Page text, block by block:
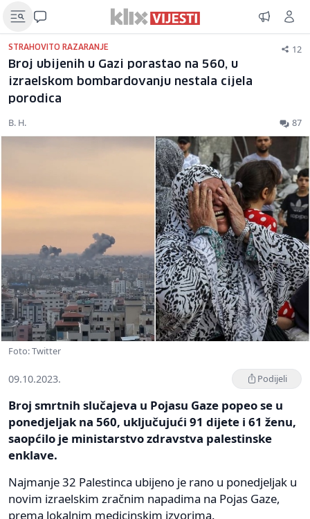
STRAHOVITO RAZARANJE 12
Broj ubijenih u Gazi porastao na 560, u
izraelskom bombardovanju nestala cijela
porodica
B. H. 87
Foto: Twitter
09.10.2023. Podijeli
Broj smrtnih slučajeva u Pojasu Gaze popeo se u
ponedjeljak na 560, uključujući 91 dijete i 61 ženu,
saopćilo je ministarstvo zdravstva palestinske
enklave.
Najmanje 32 Palestinca ubijeno je rano u ponedjeljak u
novim izraelskim zračnim napadima na Pojas Gaze,
prema lokalnim medicinskim izvorima.